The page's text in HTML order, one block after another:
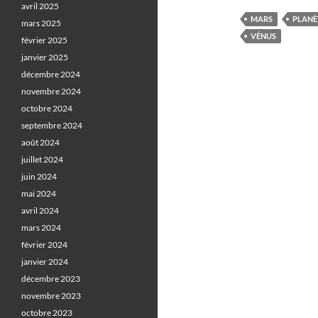
MARS
VÉNUS
avril 2025
mars 2025
février 2025
janvier 2025
décembre 2024
novembre 2024
octobre 2024
septembre 2024
août 2024
juillet 2024
juin 2024
mai 2024
avril 2024
mars 2024
février 2024
janvier 2024
décembre 2023
novembre 2023
octobre 2023